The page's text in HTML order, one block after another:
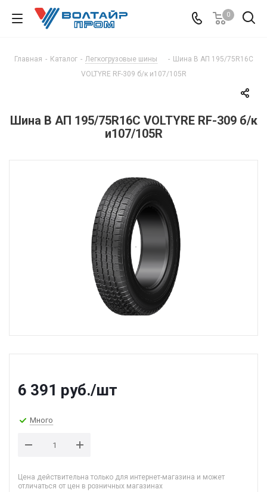
0
Главная - Каталог - Легкогрузовые шины - Шина В АП 195/75R16C
VOLTYRE RF-309 б/к и107/105R
Шина В АП 195/75R16C VOLTYRE RF-309 б/к
и107/105R
6 391 руб./шт
Много
Цена действительна только для интернет-магазина и может
отличаться от цен в розничных магазинах